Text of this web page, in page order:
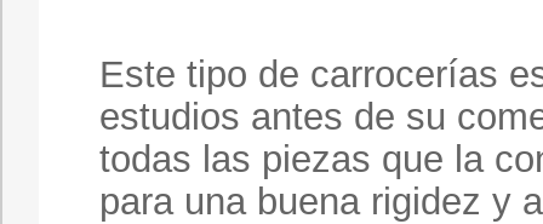
Este tipo de carrocerías
estudios antes de su
todas las piezas que la
para una buena rigidez y